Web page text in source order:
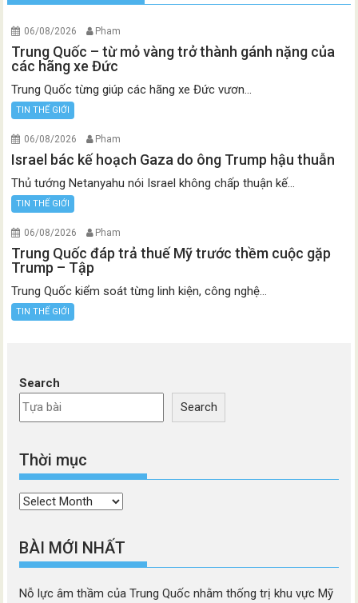
06/08/2026 Pham
Trung Quốc – từ mỏ vàng trở thành gánh nặng của
các hãng xe Đức
Trung Quốc từng giúp các hãng xe Đức vươn...
TIN THẾ GIỚI
06/08/2026 Pham
Israel bác kế hoạch Gaza do ông Trump hậu thuẫn
Thủ tướng Netanyahu nói Israel không chấp thuận kế...
TIN THẾ GIỚI
06/08/2026 Pham
Trung Quốc đáp trả thuế Mỹ trước thềm cuộc gặp
Trump – Tập
Trung Quốc kiểm soát từng linh kiện, công nghệ...
TIN THẾ GIỚI
Search
Search
Thời mục
Thời
BÀI MỚI NHẤT
Nỗ lực âm thầm của Trung Quốc nhằm thống trị khu vực Mỹ